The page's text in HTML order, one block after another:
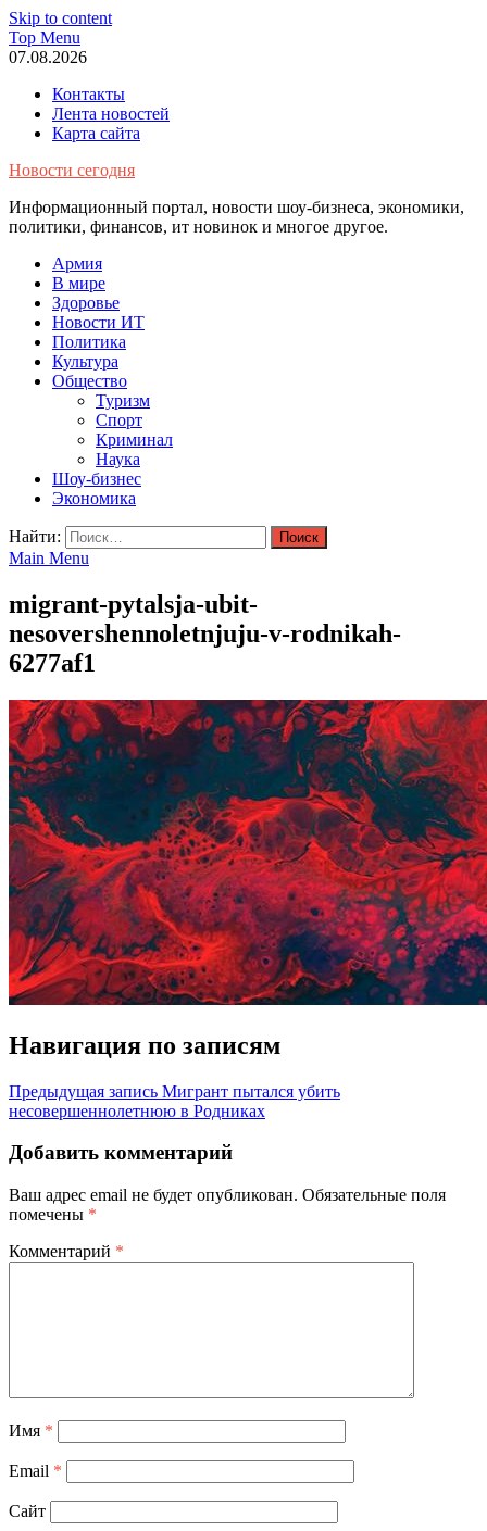
Skip to content
Top Menu
07.08.2026
Контакты
Лента новостей
Карта сайта
Новости сегодня
Информационный портал, новости шоу-бизнеса, экономики,
политики, финансов, ит новинок и многое другое.
Армия
В мире
Здоровье
Новости ИТ
Политика
Культура
Общество
Туризм
Спорт
Криминал
Наука
Шоу-бизнес
Экономика
Найти:
Main Menu
migrant-pytalsja-ubit-
nesovershennoletnjuju-v-rodnikah-
6277af1
Навигация по записям
Предыдущая запись Мигрант пытался убить
несовершеннолетнюю в Родниках
Добавить комментарий
Ваш адрес email не будет опубликован. Обязательные поля
помечены *
Комментарий *
Имя *
Email *
Сайт